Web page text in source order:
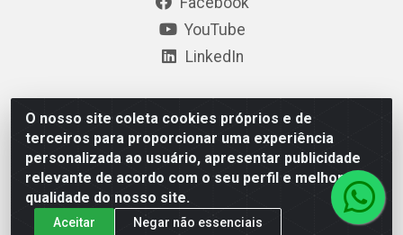
O nosso site coleta cookies próprios e de
terceiros para proporcionar uma experiência
personalizada ao usuário, apresentar publicidade
relevante de acordo com o seu perfil e melhorar a
qualidade do nosso site.
Aceitar Negar não essenciais
YouTube
LinkedIn
Polimold Industrial Ltda - Estrada dos Casa, 4585 – São
Bernardo do Campo / SP – CEP: 09.840-000 - CNPJ
44.106.466/0001-41